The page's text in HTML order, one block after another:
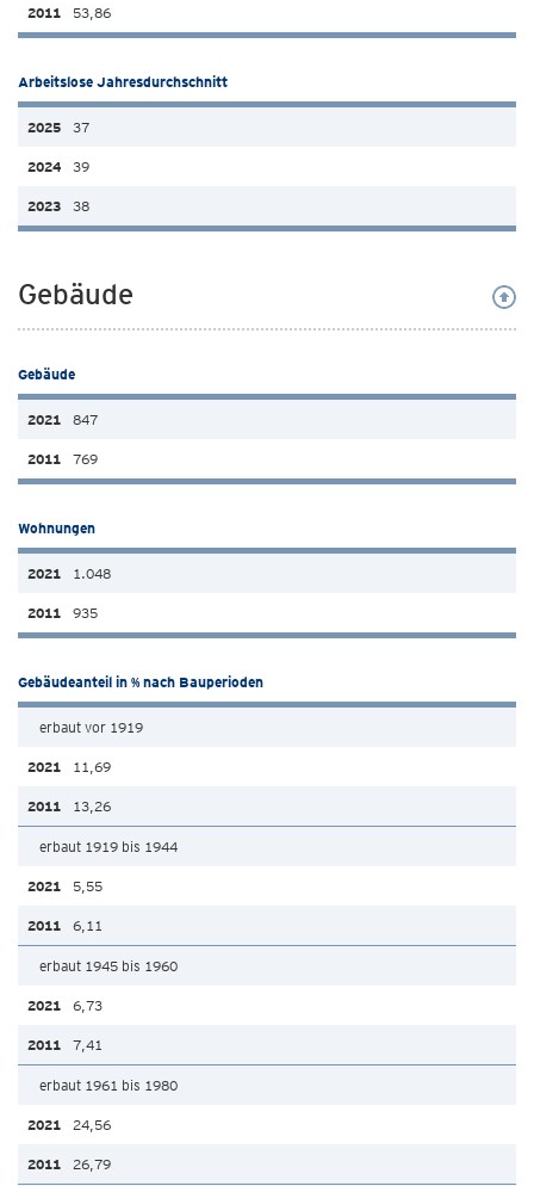
53,86
Arbeitslose Jahresdurchschnitt
37
39
38
Gebäude
Gebäude
847
769
Wohnungen
1.048
935
Gebäudeanteil in % nach Bauperioden
erbaut vor 1919
11,69
13,26
erbaut 1919 bis 1944
5,55
6,11
erbaut 1945 bis 1960
6,73
7,41
erbaut 1961 bis 1980
24,56
26,79